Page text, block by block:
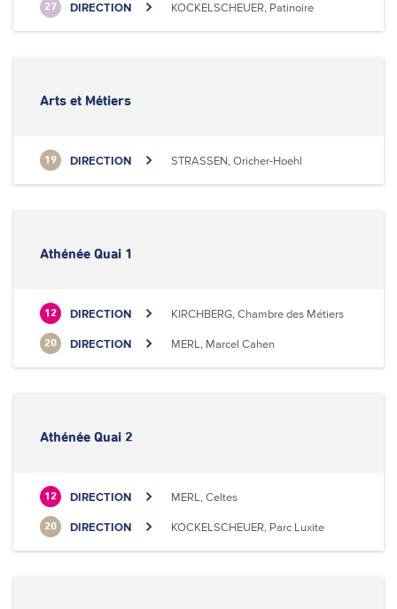
27 DIRECTION KOCKELSCHEUER, Patinoire
Arts et Métiers
19 DIRECTION STRASSEN, Oricher-Hoehl
Athénée Quai 1
12 DIRECTION KIRCHBERG, Chambre des Métiers
20 DIRECTION MERL, Marcel Cahen
Athénée Quai 2
12 DIRECTION MERL, Celtes
20 DIRECTION KOCKELSCHEUER, Parc Luxite